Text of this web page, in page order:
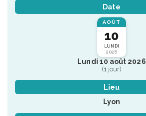
Date
AOÛT
10
LUNDI
2026
Lundi 10 août 2026
(1 jour)
Lieu
Lyon